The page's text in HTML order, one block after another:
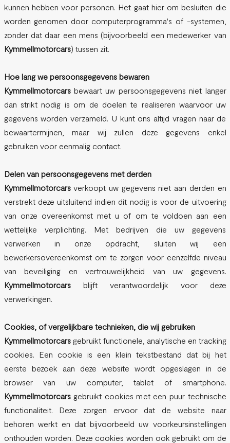
kunnen hebben voor personen. Het gaat hier om besluiten die
worden genomen door computerprogramma's of -systemen,
zonder dat daar een mens (bijvoorbeeld een medewerker van
Kymmellmotorcars) tussen zit.
Hoe lang we persoonsgegevens bewaren
Kymmellmotorcarsbewaart uw persoonsgegevens niet langer
dan strikt nodig is om de doelen te realiseren waarvoor uw
gegevens worden verzameld. U kunt ons altijd vragen naar de
bewaartermijnen, maar wij zullen deze gegevens enkel
gebruiken voor eenmalig contact.
Delen van persoonsgegevens met derden
Kymmellmotorcarsverkoopt uw gegevens niet aan derden en
verstrekt deze uitsluitend indien dit nodig is voor de uitvoering
van onze overeenkomst met u of om te voldoen aan een
wettelijke verplichting. Met bedrijven die uw gegevens
verwerken in onze opdracht, sluiten wij een
bewerkersovereenkomst om te zorgen voor eenzelfde niveau
van beveiliging en vertrouwelijkheid van uw gegevens.
Kymmellmotorcarsblijft verantwoordelijk voor deze
verwerkingen.
Cookies, of vergelijkbare technieken, die wij gebruiken
Kymmellmotorcarsgebruikt functionele, analytische en tracking
cookies. Een cookie is een klein tekstbestand dat bij het
eerste bezoek aan deze website wordt opgeslagen in de
browser van uw computer, tablet of smartphone.
Kymmellmotorcarsgebruikt cookies met een puur technische
functionaliteit. Deze zorgen ervoor dat de website naar
behoren werkt en dat bijvoorbeeld uw voorkeursinstellingen
onthouden worden. Deze cookies worden ook gebruikt om de